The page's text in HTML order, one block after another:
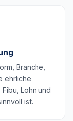
Branche,
ehrliche
Lohn und
ist.